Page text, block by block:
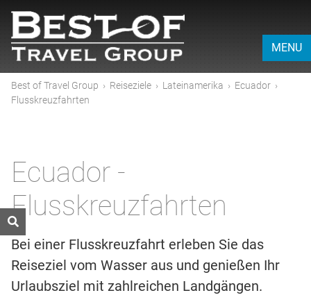
MENU
Best of Travel Group › Reiseziele › Lateinamerika › Ecuador ›
Flusskreuzfahrten
Ecuador -
Flusskreuzfahrten
Bei einer Flusskreuzfahrt erleben Sie das
Reiseziel vom Wasser aus und genießen Ihr
Urlaubsziel mit zahlreichen Landgängen.